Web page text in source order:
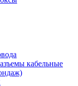
кабельные